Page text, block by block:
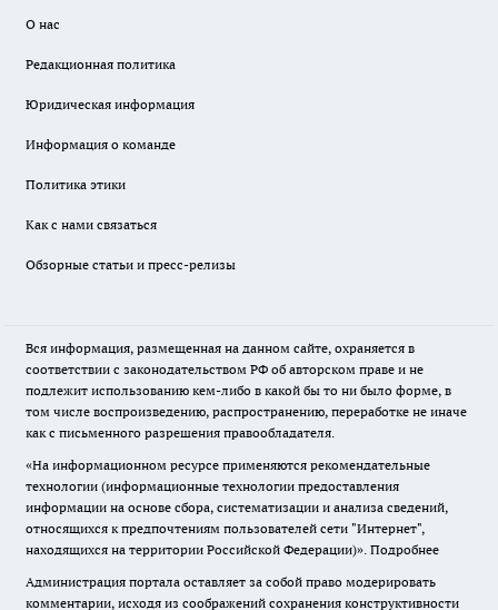
О нас
Редакционная политика
Юридическая информация
Информация о команде
Политика этики
Как с нами связаться
Обзорные статьи и пресс-релизы
Вся информация, размещенная на данном сайте, охраняется в
соответствии с законодательством РФ об авторском праве и не
подлежит использованию кем-либо в какой бы то ни было форме, в
том числе воспроизведению, распространению, переработке не иначе
как с письменного разрешения правообладателя.
«На информационном ресурсе применяются рекомендательные
технологии (информационные технологии предоставления
информации на основе сбора, систематизации и анализа сведений,
относящихся к предпочтениям пользователей сети "Интернет",
находящихся на территории Российской Федерации)». Подробнее
Администрация портала оставляет за собой право модерировать
комментарии, исходя из соображений сохранения конструктивности